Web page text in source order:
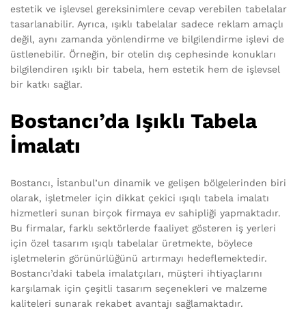
estetik ve işlevsel gereksinimlere cevap verebilen tabelalar
tasarlanabilir. Ayrıca, ışıklı tabelalar sadece reklam amaçlı
değil, aynı zamanda yönlendirme ve bilgilendirme işlevi de
üstlenebilir. Örneğin, bir otelin dış cephesinde konukları
bilgilendiren ışıklı bir tabela, hem estetik hem de işlevsel
bir katkı sağlar.
Bostancı’da Işıklı Tabela
İmalatı
Bostancı, İstanbul’un dinamik ve gelişen bölgelerinden biri
olarak, işletmeler için dikkat çekici ışıqlı tabela imalatı
hizmetleri sunan birçok firmaya ev sahipliği yapmaktadır.
Bu firmalar, farklı sektörlerde faaliyet gösteren iş yerleri
için özel tasarım ışıqlı tabelalar üretmekte, böylece
işletmelerin görünürlüğünü artırmayı hedeflemektedir.
Bostancı’daki tabela imalatçıları, müşteri ihtiyaçlarını
karşılamak için çeşitli tasarım seçenekleri ve malzeme
kaliteleri sunarak rekabet avantajı sağlamaktadır.